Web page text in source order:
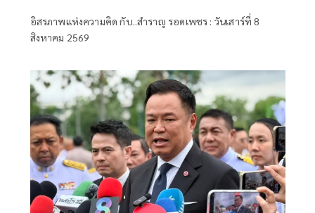
อิสรภาพแห่งความคิด กับ..สำราญ รอด
อิสรภาพแห่งความคิด กับ..สำราญ รอดเพชร : วันเสาร์ที่ 8
สิงหาคม 2569